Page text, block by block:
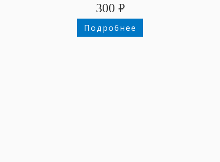
300 ₽
Подробнее